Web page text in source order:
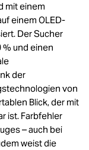
mit einem
einem OLED-
Der Sucher
und einen
der
von
Blick, der mit
ist. Farbfehler
– auch bei
weist die